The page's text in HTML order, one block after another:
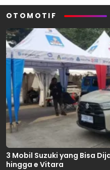
OTOMOTIF
3 Mobil Suzuki yang Bisa
hingga e Vitara